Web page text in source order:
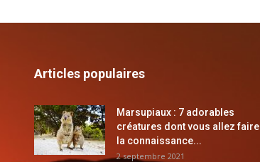
Articles populaires
Marsupiaux : 7 adorables
créatures dont vous allez faire
la connaissance...
2 septembre 2021